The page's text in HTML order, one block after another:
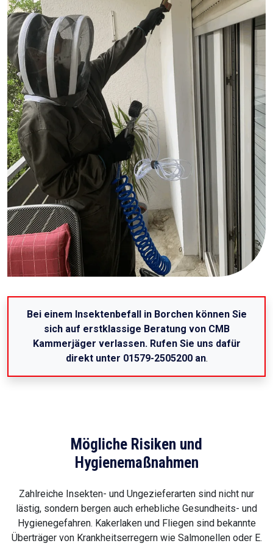
Bei einem Insektenbefall in Borchen können Sie
sich auf erstklassige Beratung von CMB
Kammerjäger verlassen. Rufen Sie uns dafür
direkt unter 01579-2505200 an.
Mögliche Risiken und
Hygienemaßnahmen
Zahlreiche Insekten- und Ungezieferarten sind nicht nur
lästig, sondern bergen auch erhebliche Gesundheits- und
Hygienegefahren. Kakerlaken und Fliegen sind bekannte
Überträger von Krankheitserregern wie Salmonellen oder E.